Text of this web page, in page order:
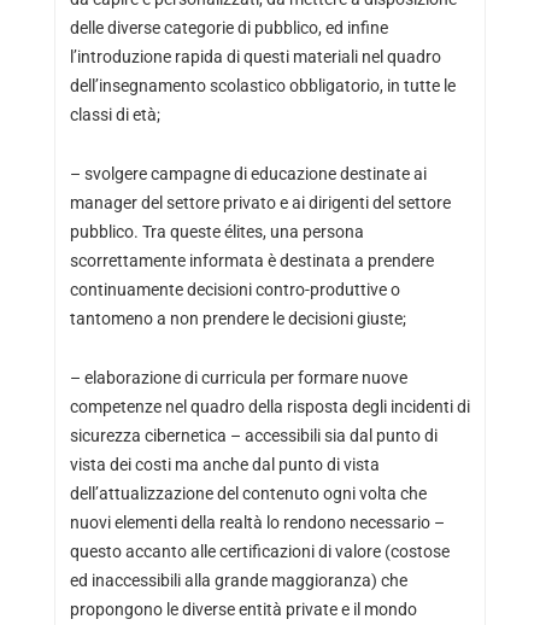
delle diverse categorie di pubblico, ed infine
l’introduzione rapida di questi materiali nel quadro
dell’insegnamento scolastico obbligatorio, in tutte le
classi di età;
– svolgere campagne di educazione destinate ai
manager del settore privato e ai dirigenti del settore
pubblico. Tra queste élites, una persona
scorrettamente informata è destinata a prendere
continuamente decisioni contro-produttive o
tantomeno a non prendere le decisioni giuste;
– elaborazione di curricula per formare nuove
competenze nel quadro della risposta degli incidenti di
sicurezza cibernetica – accessibili sia dal punto di
vista dei costi ma anche dal punto di vista
dell’attualizzazione del contenuto ogni volta che
nuovi elementi della realtà lo rendono necessario –
questo accanto alle certificazioni di valore (costose
ed inaccessibili alla grande maggioranza) che
propongono le diverse entità private e il mondo